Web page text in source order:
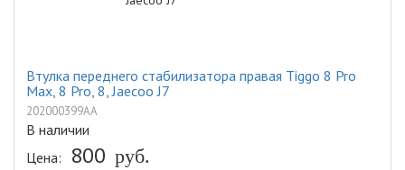
Втулка переднего стабилизатора правая Tiggo 8 Pro
Max, 8 Pro, 8, Jaecoo J7
202000399AA
В наличии
Цена:
800 руб.